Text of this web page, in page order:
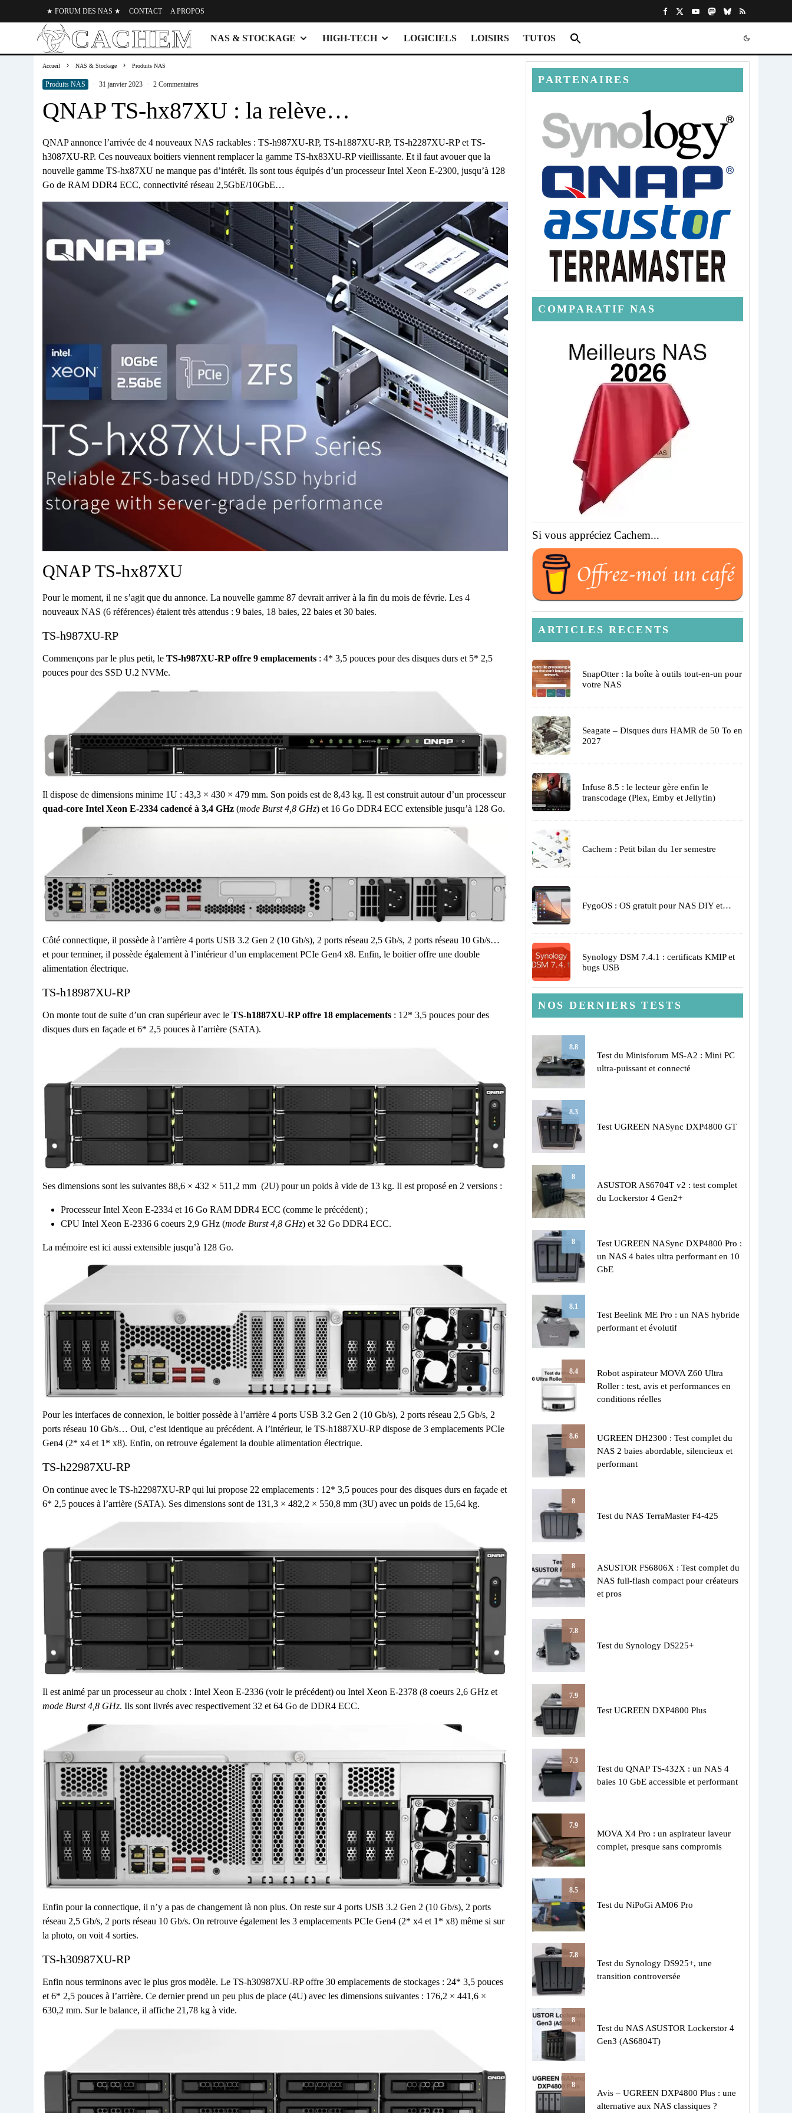
★ FORUM DES NAS ★ CONTACT A PROPOS
NAS & STOCKAGE HIGH-TECH LOGICIELS LOISIRS TUTOS
Accueil NAS & Stockage Produits NAS
Produits NAS · 31 janvier 2023 · 2 Commentaires
QNAP TS-hx87XU : la relève…
QNAP annonce l’arrivée de 4 nouveaux NAS rackables : TS-h987XU-RP, TS-h1887XU-RP, TS-h2287XU-RP et TS-
h3087XU-RP. Ces nouveaux boitiers viennent remplacer la gamme TS-hx83XU-RP vieillissante. Et il faut avouer que la
nouvelle gamme TS-hx87XU ne manque pas d’intérêt. Ils sont tous équipés d’un processeur Intel Xeon E-2300, jusqu’à 128
Go de RAM DDR4 ECC, connectivité réseau 2,5GbE/10GbE…
QNAP TS-hx87XU
Pour le moment, il ne s’agit que du annonce. La nouvelle gamme 87 devrait arriver à la fin du mois de févrie. Les 4
nouveaux NAS (6 références) étaient très attendus : 9 baies, 18 baies, 22 baies et 30 baies.
TS-h987XU-RP
Commençons par le plus petit, le TS-h987XU-RP offre 9 emplacements : 4* 3,5 pouces pour des disques durs et 5* 2,5
pouces pour des SSD U.2 NVMe.
Il dispose de dimensions minime 1U : 43,3 × 430 × 479 mm. Son poids est de 8,43 kg. Il est construit autour d’un processeur
quad-core Intel Xeon E-2334 cadencé à 3,4 GHz (mode Burst 4,8 GHz) et 16 Go DDR4 ECC extensible jusqu’à 128 Go.
Côté connectique, il possède à l’arrière 4 ports USB 3.2 Gen 2 (10 Gb/s), 2 ports réseau 2,5 Gb/s, 2 ports réseau 10 Gb/s…
et pour terminer, il possède également à l’intérieur d’un emplacement PCIe Gen4 x8. Enfin, le boitier offre une double
alimentation électrique.
TS-h18987XU-RP
On monte tout de suite d’un cran supérieur avec le TS-h1887XU-RP offre 18 emplacements : 12* 3,5 pouces pour des
disques durs en façade et 6* 2,5 pouces à l’arrière (SATA).
Ses dimensions sont les suivantes 88,6 × 432 × 511,2 mm (2U) pour un poids à vide de 13 kg. Il est proposé en 2 versions :
Processeur Intel Xeon E-2334 et 16 Go RAM DDR4 ECC (comme le précédent) ;
CPU Intel Xeon E-2336 6 coeurs 2,9 GHz (mode Burst 4,8 GHz) et 32 Go DDR4 ECC.
La mémoire est ici aussi extensible jusqu’à 128 Go.
Pour les interfaces de connexion, le boitier possède à l’arrière 4 ports USB 3.2 Gen 2 (10 Gb/s), 2 ports réseau 2,5 Gb/s, 2
ports réseau 10 Gb/s… Oui, c’est identique au précédent. A l’intérieur, le TS-h1887XU-RP dispose de 3 emplacements PCIe
Gen4 (2* x4 et 1* x8). Enfin, on retrouve également la double alimentation électrique.
TS-h22987XU-RP
On continue avec le TS-h22987XU-RP qui lui propose 22 emplacements : 12* 3,5 pouces pour des disques durs en façade et
6* 2,5 pouces à l’arrière (SATA). Ses dimensions sont de 131,3 × 482,2 × 550,8 mm (3U) avec un poids de 15,64 kg.
Il est animé par un processeur au choix : Intel Xeon E-2336 (voir le précédent) ou Intel Xeon E-2378 (8 coeurs 2,6 GHz et
mode Burst 4,8 GHz. Ils sont livrés avec respectivement 32 et 64 Go de DDR4 ECC.
Enfin pour la connectique, il n’y a pas de changement là non plus. On reste sur 4 ports USB 3.2 Gen 2 (10 Gb/s), 2 ports
réseau 2,5 Gb/s, 2 ports réseau 10 Gb/s. On retrouve également les 3 emplacements PCIe Gen4 (2* x4 et 1* x8) même si sur
la photo, on voit 4 sorties.
TS-h30987XU-RP
Enfin nous terminons avec le plus gros modèle. Le TS-h30987XU-RP offre 30 emplacements de stockages : 24* 3,5 pouces
et 6* 2,5 pouces à l’arrière. Ce dernier prend un peu plus de place (4U) avec les dimensions suivantes : 176,2 × 441,6 ×
630,2 mm. Sur le balance, il affiche 21,78 kg à vide.
PARTENAIRES
COMPARATIF NAS
Si vous appréciez Cachem...
ARTICLES RECENTS
SnapOtter : la boîte à outils tout-en-un pour
votre NAS
Seagate – Disques durs HAMR de 50 To en
2027
Infuse 8.5 : le lecteur gère enfin le
transcodage (Plex, Emby et Jellyfin)
Cachem : Petit bilan du 1er semestre
FygoOS : OS gratuit pour NAS DIY et…
Synology DSM 7.4.1 : certificats KMIP et
bugs USB
NOS DERNIERS TESTS
8.8
Test du Minisforum MS-A2 : Mini PC
ultra-puissant et connecté
8.3
Test UGREEN NASync DXP4800 GT
8
ASUSTOR AS6704T v2 : test complet
du Lockerstor 4 Gen2+
8
Test UGREEN NASync DXP4800 Pro :
un NAS 4 baies ultra performant en 10
GbE
8.1
Test Beelink ME Pro : un NAS hybride
performant et évolutif
8.4
Robot aspirateur MOVA Z60 Ultra
Roller : test, avis et performances en
conditions réelles
8.6
UGREEN DH2300 : Test complet du
NAS 2 baies abordable, silencieux et
performant
8
Test du NAS TerraMaster F4-425
8
ASUSTOR FS6806X : Test complet du
NAS full-flash compact pour créateurs
et pros
7.8
Test du Synology DS225+
7.9
Test UGREEN DXP4800 Plus
7.3
Test du QNAP TS-432X : un NAS 4
baies 10 GbE accessible et performant
7.9
MOVA X4 Pro : un aspirateur laveur
complet, presque sans compromis
8.5
Test du NiPoGi AM06 Pro
7.8
Test du Synology DS925+, une
transition controversée
8
Test du NAS ASUSTOR Lockerstor 4
Gen3 (AS6804T)
8
Avis – UGREEN DXP4800 Plus : une
alternative aux NAS classiques ?